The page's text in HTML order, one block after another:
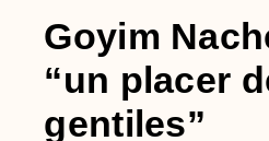
Goyim
“un placer
gentiles”